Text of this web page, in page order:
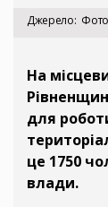
Джерело
На
для
це 1750
влади.